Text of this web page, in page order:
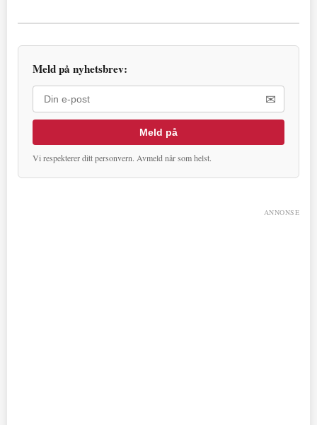
Meld på nyhetsbrev:
✉
Meld på
Vi respekterer ditt personvern. Avmeld når som helst.
ANNONSE